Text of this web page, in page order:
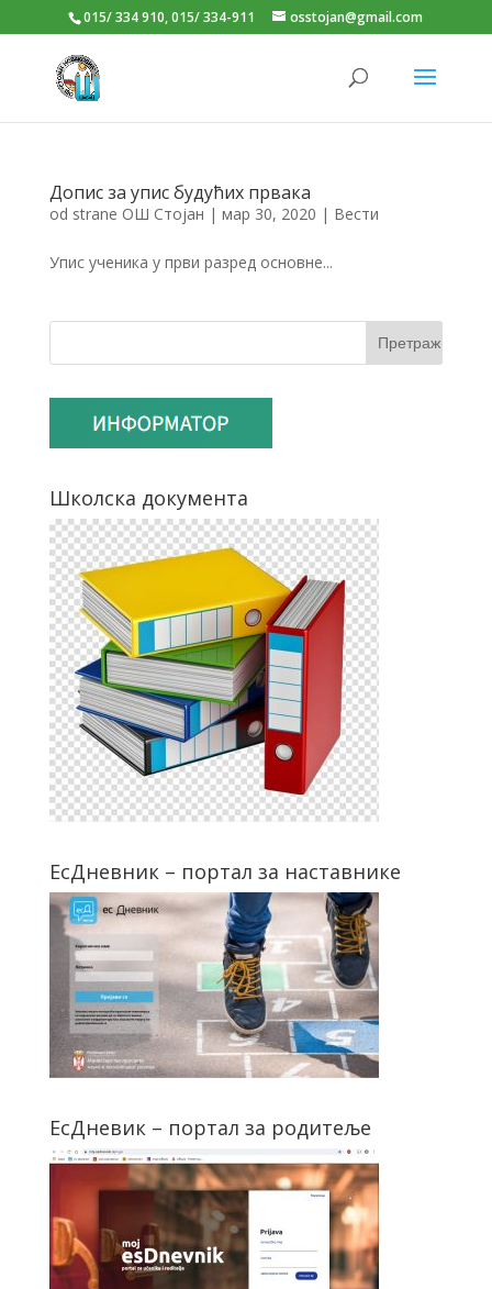
015/ 334 910, 015/ 334-911 osstojan@gmail.com
Допис за упис будућих првака
od strane ОШ Стојан | мар 30, 2020 | Вести
Упис ученика у први разред основне...
Школска документа
ЕсДневник – портал за наставнике
ЕсДневик – портал за родитеље